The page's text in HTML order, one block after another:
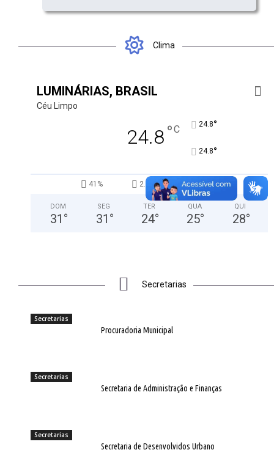
Clima
LUMINÁRIAS, BRASIL
Céu Limpo
24.8°C 24.8°
24.8°
41% 2.8kmh 0%
DOM
31 °
SEG
31 °
TER
24°
QUA
25°
QUI
28°
Secretarias
Secretarias
Procuradoria Municipal
Secretarias
Secretaria de Administração e Finanças
Secretarias
Secretaria de Desenvolvidos Urbano